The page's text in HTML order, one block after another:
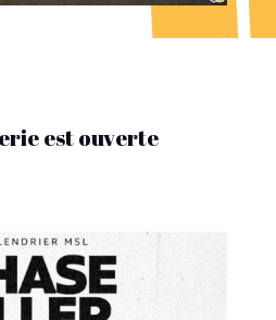
est ouverte